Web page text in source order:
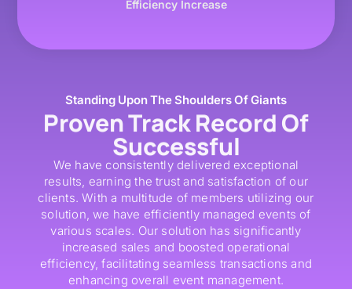
Standing Upon The Shoulders Of Giants
Proven Track Record Of
Successful
We have consistently delivered exceptional
results, earning the trust and satisfaction of our
clients. With a multitude of members utilizing our
solution, we have efficiently managed events of
various scales. Our solution has significantly
increased sales and boosted operational
efficiency, facilitating seamless transactions and
enhancing overall event management.
Efficiency Increase